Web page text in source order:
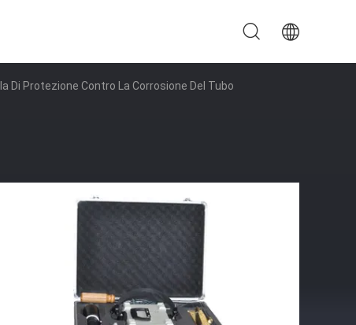
Di Protezione Contro La Corrosione Del Tubo